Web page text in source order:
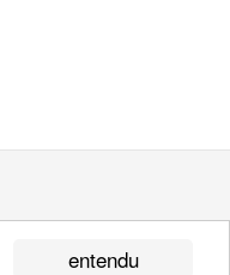
entendu